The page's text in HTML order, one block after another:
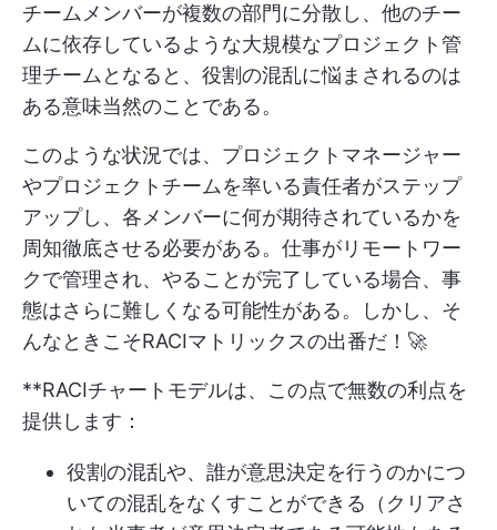
チームメンバーが複数の部門に分散し、他のチー
ムに依存しているような大規模なプロジェクト管
理チームとなると、役割の混乱に悩まされるのは
ある意味当然のことである。
このような状況では、プロジェクトマネージャー
やプロジェクトチームを率いる責任者がステップ
アップし、各メンバーに何が期待されているかを
周知徹底させる必要がある。仕事がリモートワー
クで管理され、やることが完了している場合、事
態はさらに難しくなる可能性がある。しかし、そ
んなときこそRACIマトリックスの出番だ！🚀
**RACIチャートモデルは、この点で無数の利点を
提供します：
役割の混乱や、誰が意思決定を行うのかにつ
いての混乱をなくすことができる（クリアさ